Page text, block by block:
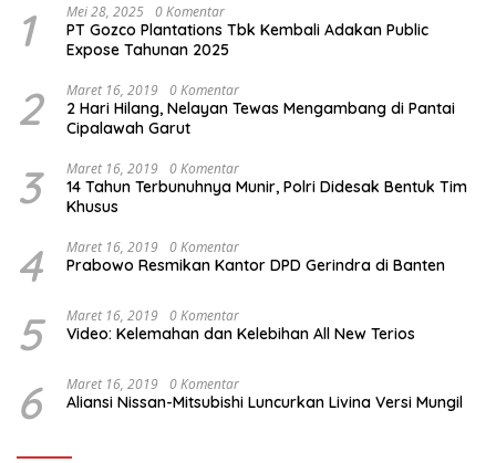
1 Mei 28, 2025 0 Komentar
PT Gozco Plantations Tbk Kembali Adakan Public
Expose Tahunan 2025
2 Maret 16, 2019 0 Komentar
2 Hari Hilang, Nelayan Tewas Mengambang di Pantai
Cipalawah Garut
3 Maret 16, 2019 0 Komentar
14 Tahun Terbunuhnya Munir, Polri Didesak Bentuk Tim
Khusus
4 Maret 16, 2019 0 Komentar
Prabowo Resmikan Kantor DPD Gerindra di Banten
5 Maret 16, 2019 0 Komentar
Video: Kelemahan dan Kelebihan All New Terios
6 Maret 16, 2019 0 Komentar
Aliansi Nissan-Mitsubishi Luncurkan Livina Versi Mungil